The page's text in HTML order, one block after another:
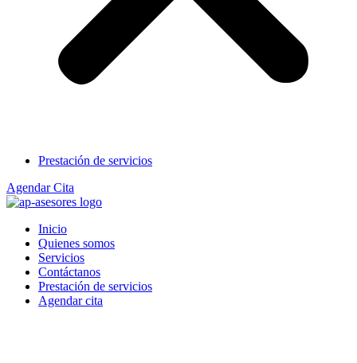
Prestación de servicios
Agendar Cita
Inicio
Quienes somos
Servicios
Contáctanos
Prestación de servicios
Agendar cita